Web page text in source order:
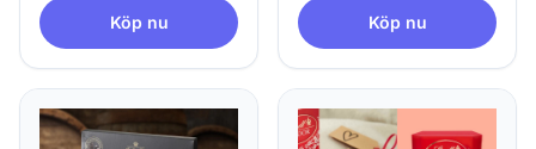
Köp nu Köp nu